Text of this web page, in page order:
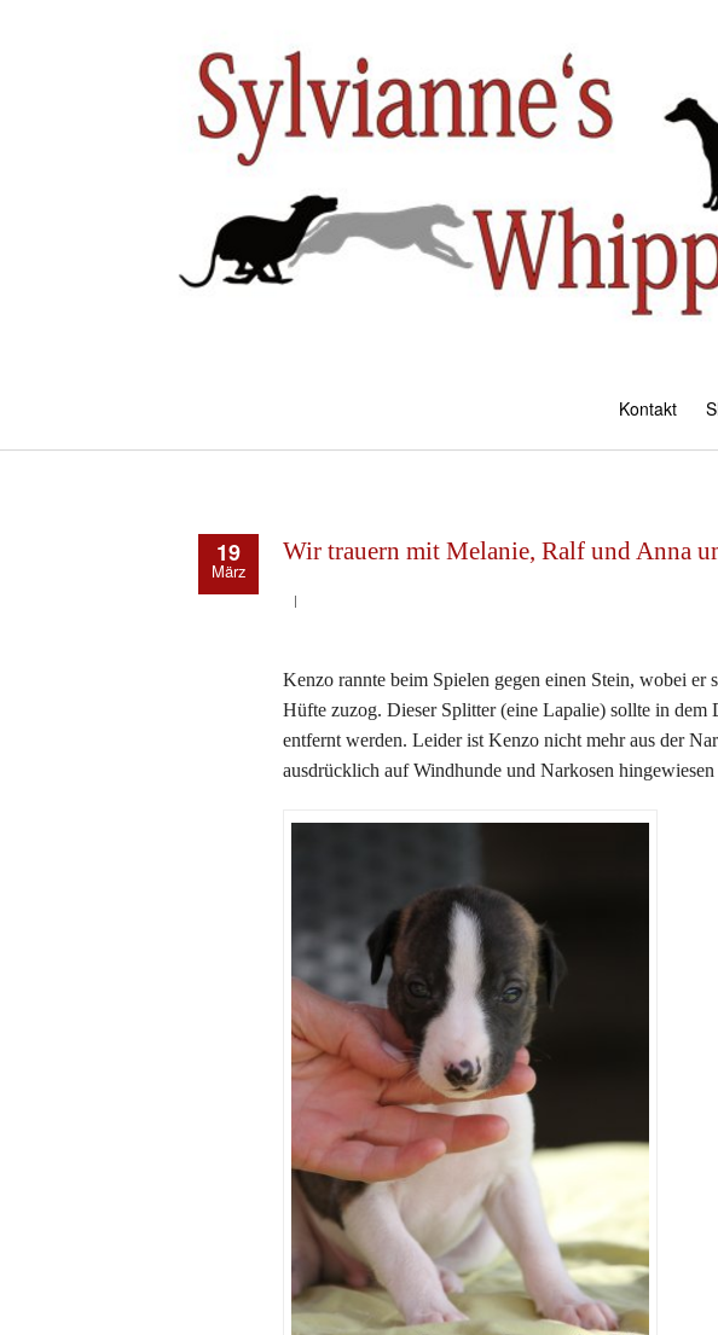
Kontakt
19
März
Wir trauern mit Melanie, Ralf und Anna
Kenzo rannte beim Spielen gegen einen Stein, wobei er
Hüfte zuzog. Dieser Splitter (eine Lapalie) sollte in
entfernt werden. Leider ist Kenzo nicht mehr aus der
ausdrücklich auf Windhunde und Narkosen